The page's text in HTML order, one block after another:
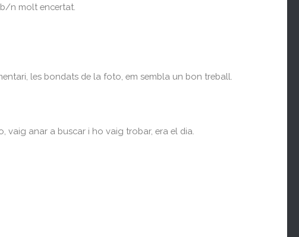
n molt encertat.
les bondats de la foto, em sembla un bon treball.
vaig anar a buscar i ho vaig trobar, era el dia.